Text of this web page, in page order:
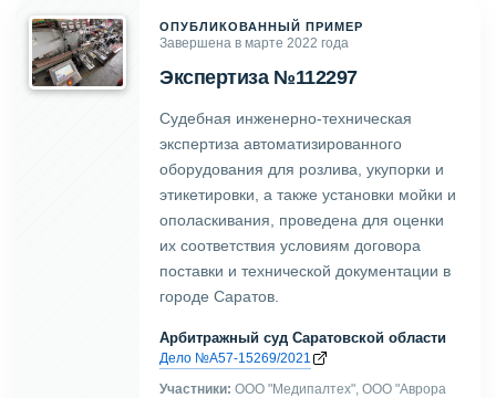
ОПУБЛИКОВАННЫЙ ПРИМЕР
Завершена в марте 2022 года
Экспертиза №112297
Судебная инженерно-техническая
экспертиза автоматизированного
оборудования для розлива, укупорки и
этикетировки, а также установки мойки и
ополаскивания, проведена для оценки
их соответствия условиям договора
поставки и технической документации в
городе Саратов.
Арбитражный суд Саратовской области
Дело №А57-15269/2021
Участники: ООО "Медипалтех", ООО "Аврора